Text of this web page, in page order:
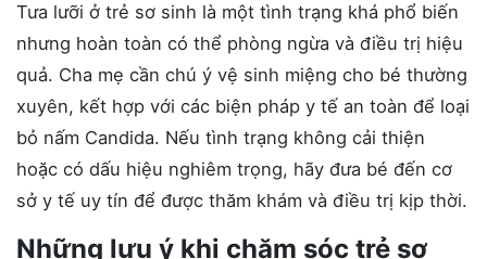
Tưa lưỡi ở trẻ sơ sinh là một tình trạng khá phổ biến
nhưng hoàn toàn có thể phòng ngừa và điều trị hiệu
quả. Cha mẹ cần chú ý vệ sinh miệng cho bé thường
xuyên, kết hợp với các biện pháp y tế an toàn để loại
bỏ nấm Candida. Nếu tình trạng không cải thiện
hoặc có dấu hiệu nghiêm trọng, hãy đưa bé đến cơ
sở y tế uy tín để được thăm khám và điều trị kịp thời.
Những lưu ý khi chăm sóc trẻ sơ